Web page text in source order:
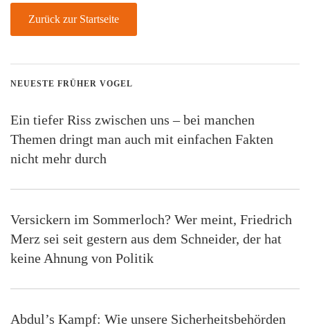
Zurück zur Startseite
NEUESTE FRÜHER VOGEL
Ein tiefer Riss zwischen uns – bei manchen
Themen dringt man auch mit einfachen Fakten
nicht mehr durch
Versickern im Sommerloch? Wer meint, Friedrich
Merz sei seit gestern aus dem Schneider, der hat
keine Ahnung von Politik
Abdul’s Kampf: Wie unsere Sicherheitsbehörden